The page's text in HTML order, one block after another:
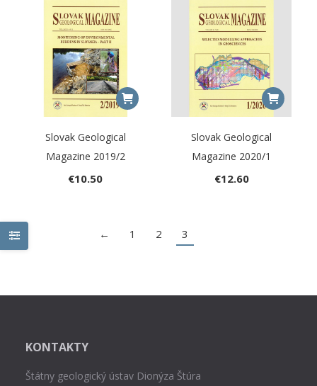
Slovak Geological
Magazine 2019/2
€10.50
Slovak Geological
Magazine 2020/1
€12.60
← 1 2 3
KONTAKTY
Štátny geologický ústav Dionýza Štúra